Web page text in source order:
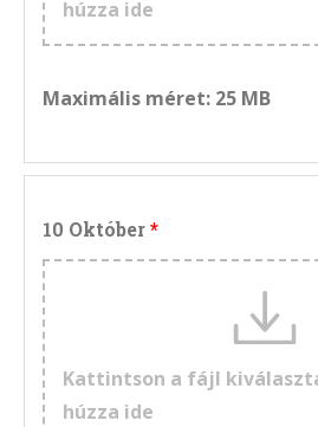
húzza ide
Maximális méret: 25 MB
10 Október
Kattintson a fájl
húzza ide